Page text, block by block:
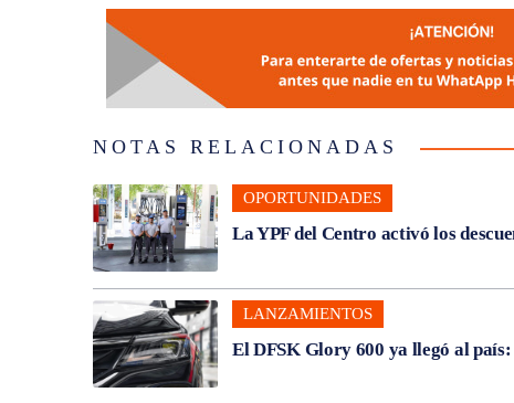
NOTAS RELACIONADAS
OPORTUNIDADES
La YPF del Centro activó los
LANZAMIENTOS
El DFSK Glory 600 ya llegó al país: